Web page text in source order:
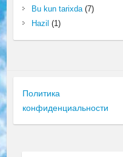
Bu kun tarixda(7)
Hazil (1)
Политика
конфиденциальности